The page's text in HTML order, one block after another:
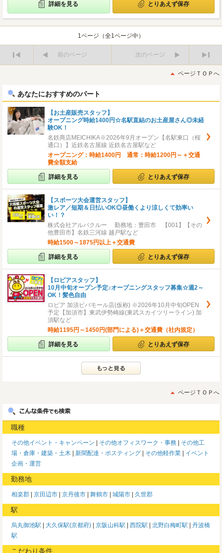
詳細を見る とりあえず保存
1ページ（全1ページ中）
前のページ
次のページ
後
ページＴＯＰへ
あなたにおすすめのパート
【お土産販売スタッフ】
オープニング時給1400円☆名駅直結のお土産屋さん◎未経
験OK！
名鉄商店MEICHIKA※2026年9月オープン【名駅東口（桜
通口）】近鉄名古屋線 近鉄名古屋駅など
オープニング：時給1400円 通常：時給1200円～＋交通
費全額支給
詳細を見る とりあえず保存
【スポーツ大会運営スタッフ】
激レア／短期＆日払いOK◎昼働くより涼しくて効率い
い！？
株式会社アルバクルー 勤務地：豊田市 【001】【その
他豊田市】名鉄三河線 越戸駅など
時給1500～1875円以上＋交通費
詳細を見る とりあえず保存
【ロピアスタッフ】
10月中旬オープン予定♪オープニングスタッフ募集☆週2～
OK！髪色自由
ロピア 加須ビバモール店(仮称) ※2026年10月中旬OPEN
予定【加須市】東武伊勢崎線(東武スカイツリーライン) 加
須駅など
時給1195円～1450円(部門による)＋交通費（社内規定）
詳細を見る とりあえず保存
ページＴＯＰへ
職種
その他イベント・キャンペーン その他オフィスワーク・事務
その他工
場・倉庫・建築・土木
新聞配達・ポスティング その他軽作業
イベント
企画・運営
勤務地
相楽郡 京田辺市 京丹後市 舞鶴市 城陽市 久世郡
駅
烏丸御池駅 大久保駅(京都府) 京阪山科駅 西院駅 北野白梅町駅
丹波橋
駅
こだわり条件